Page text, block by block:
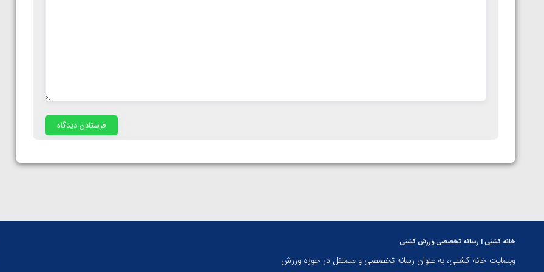
خانه کشتی | رسانه تخصصی ورزش کشتی
وبسایت خانه کشتی، به عنوان رسانه تخصصی و مستقل در حوزه ورزش